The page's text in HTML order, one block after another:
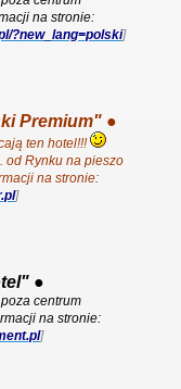
na stronie:
?new_lang=polski]
Premium" ●
ten hotel!!!
od Rynku na pieszo
na stronie:
]
●
centrum
na stronie:
]